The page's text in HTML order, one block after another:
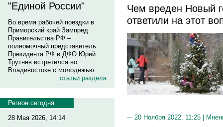
"Единой России"
Во время рабочей поездки в
Приморский край Зампред
Правительства РФ –
полномочный представитель
Президента РФ в ДФО Юрий
Трутнев встретился во
Владивостоке с молодежью.
статьи раздела
Регион сегодня
28 Мая 2026, 14:14
Чем вреден Новый
ответили на этот
20 Ноября 2022, 11:25 |